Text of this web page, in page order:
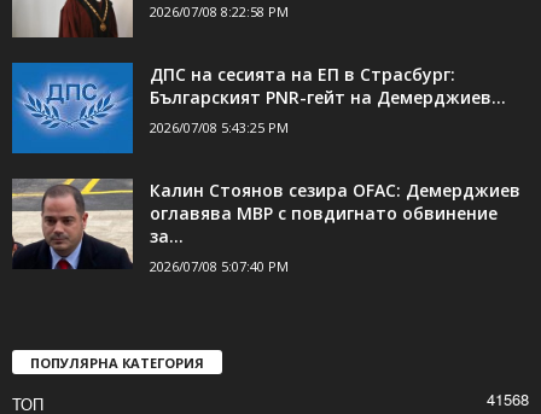
2026/07/08 8:22:58 PM
ДПС на сесията на ЕП в Страсбург:
Българският PNR-гейт на Демерджиев...
2026/07/08 5:43:25 PM
Калин Стоянов сезира OFAC: Демерджиев
оглавява МВР с повдигнато обвинение
за...
2026/07/08 5:07:40 PM
ПОПУЛЯРНА КАТЕГОРИЯ
ТОП 41568